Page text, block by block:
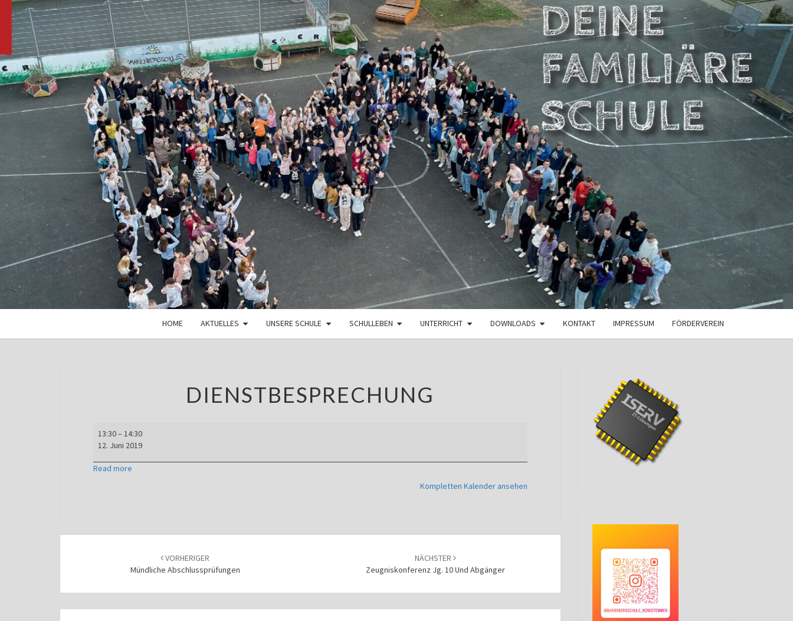
MARIENBERGSCHULE
NORDSTEMMEN
Oberschule –
Offene
Ganztagsschule
HOME AKTUELLES UNSERE SCHULE SCHULLEBEN UNTERRICHT DOWNLOADS KONTAKT IMPRESSUM FÖRDERVEREIN
DIENSTBESPRECHUNG
13:30– 14:30
12. Juni 2019
Read more
Kompletten Kalender ansehen
VORHERIGER
Mündliche Abschlussprüfungen
NÄCHSTER
Zeugniskonferenz Jg. 10 Und Abgänger